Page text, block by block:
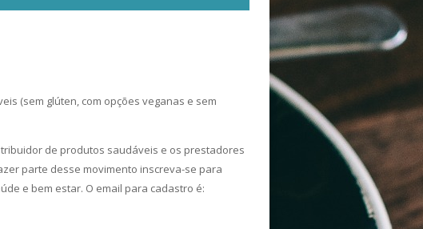
(sem glúten, com opções veganas e sem
de produtos saudáveis e os prestadores
parte desse movimento inscreva-se para
e bem estar. O email para cadastro é: